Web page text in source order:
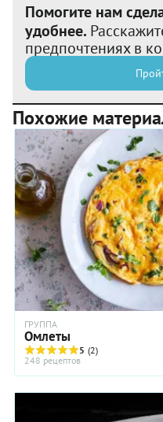
Помогите нам
удобнее.
предпочтениях в
Похожие
ГРУППА
Омлеты
5 (2)
248 рецептов